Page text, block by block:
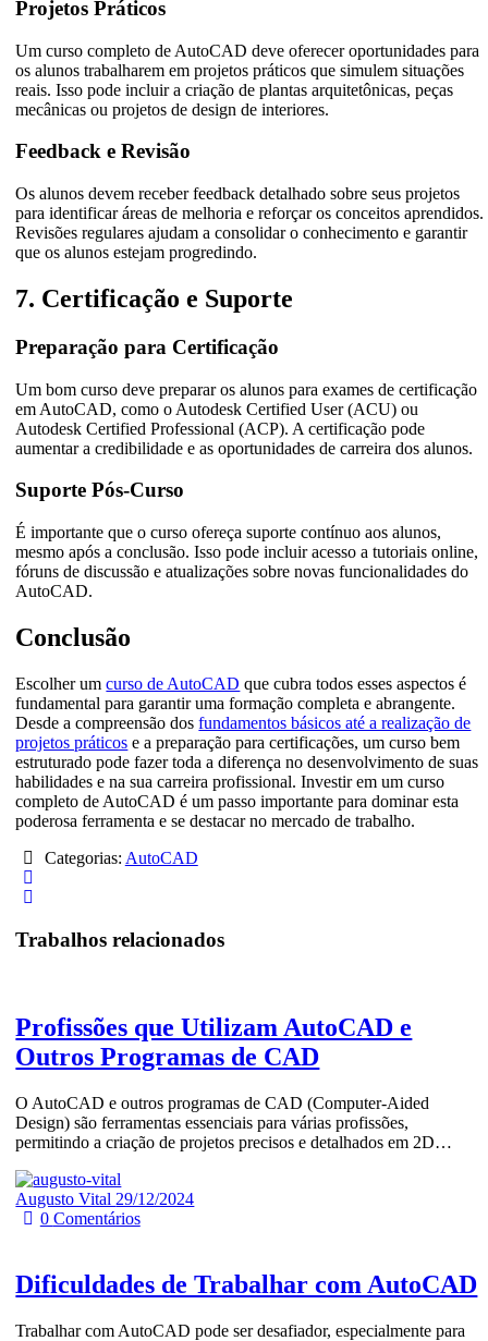
Projetos Práticos
Um curso completo de AutoCAD deve oferecer oportunidades para
os alunos trabalharem em projetos práticos que simulem situações
reais. Isso pode incluir a criação de plantas arquitetônicas, peças
mecânicas ou projetos de design de interiores.
Feedback e Revisão
Os alunos devem receber feedback detalhado sobre seus projetos
para identificar áreas de melhoria e reforçar os conceitos aprendidos.
Revisões regulares ajudam a consolidar o conhecimento e garantir
que os alunos estejam progredindo.
7. Certificação e Suporte
Preparação para Certificação
Um bom curso deve preparar os alunos para exames de certificação
em AutoCAD, como o Autodesk Certified User (ACU) ou
Autodesk Certified Professional (ACP). A certificação pode
aumentar a credibilidade e as oportunidades de carreira dos alunos.
Suporte Pós-Curso
É importante que o curso ofereça suporte contínuo aos alunos,
mesmo após a conclusão. Isso pode incluir acesso a tutoriais online,
fóruns de discussão e atualizações sobre novas funcionalidades do
AutoCAD.
Conclusão
Escolher umcurso de AutoCAD que cubra todos esses aspectos é
fundamental para garantir uma formação completa e abrangente.
Desde a compreensão dosfundamentos básicos até a realização de
projetos práticos e a preparação para certificações, um curso bem
estruturado pode fazer toda a diferença no desenvolvimento de suas
habilidades e na sua carreira profissional. Investir em um curso
completo de AutoCAD é um passo importante para dominar esta
poderosa ferramenta e se destacar no mercado de trabalho.
Categorias: AutoCAD
Trabalhos relacionados
Profissões que Utilizam AutoCAD e
Outros Programas de CAD
O AutoCAD e outros programas de CAD (Computer-Aided
Design) são ferramentas essenciais para várias profissões,
permitindo a criação de projetos precisos e detalhados em 2D…
Augusto Vital 29/12/2024
0 Comentários
Dificuldades de Trabalhar com AutoCAD
Trabalhar com AutoCAD pode ser desafiador, especialmente para